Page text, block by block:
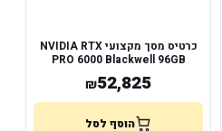
כרטיס מסך מקצועי NVIDIA RTX
PRO 6000 Blackwell 96GB
GDDR7
₪52,825
הוסף לסל